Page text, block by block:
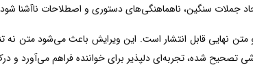
سنگین، ناهماهنگی‌های دستوری و اصطلاحات ناآشنا شود،
نهایی قابل انتشار است. این ویرایش باعث می‌شود متن نه
تصحیح شده، تجربه‌ای دلپذیر برای خواننده فراهم می‌آورد و